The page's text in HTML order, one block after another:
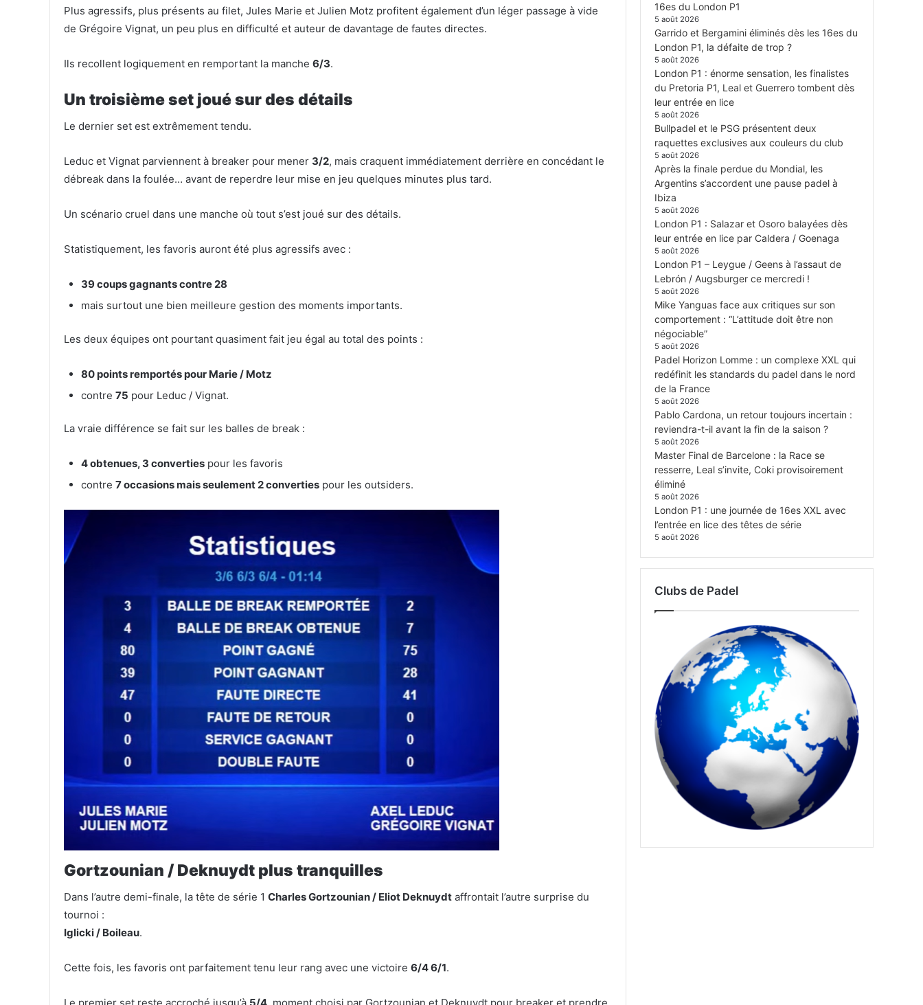
Plus agressifs, plus présents au filet, Jules Marie et Julien Motz profitent également d’un léger passage à vide
de Grégoire Vignat, un peu plus en difficulté et auteur de davantage de fautes directes.
Ils recollent logiquement en remportant la manche 6/3.
Un troisième set joué sur des détails
Le dernier set est extrêmement tendu.
Leduc et Vignat parviennent à breaker pour mener 3/2, mais craquent immédiatement derrière en concédant le
débreak dans la foulée… avant de reperdre leur mise en jeu quelques minutes plus tard.
Un scénario cruel dans une manche où tout s’est joué sur des détails.
Statistiquement, les favoris auront été plus agressifs avec :
39 coups gagnants contre 28
mais surtout une bien meilleure gestion des moments importants.
Les deux équipes ont pourtant quasiment fait jeu égal au total des points :
80 points remportés pour Marie / Motz
contre 75 pour Leduc / Vignat.
La vraie différence se fait sur les balles de break :
4 obtenues, 3 converties pour les favoris
contre 7 occasions mais seulement 2 converties pour les outsiders.
Gortzounian / Deknuydt plus tranquilles
Dans l’autre demi-finale, la tête de série 1 Charles Gortzounian / Eliot Deknuydt affrontait l’autre surprise du
tournoi :
Iglicki / Boileau.
Cette fois, les favoris ont parfaitement tenu leur rang avec une victoire 6/4 6/1.
16es du London P1
5 août 2026
Garrido et Bergamini éliminés dès les 16es du
London P1, la défaite de trop ?
5 août 2026
London P1 : énorme sensation, les finalistes
du Pretoria P1, Leal et Guerrero tombent dès
leur entrée en lice
5 août 2026
Bullpadel et le PSG présentent deux
raquettes exclusives aux couleurs du club
5 août 2026
Après la finale perdue du Mondial, les
Argentins s’accordent une pause padel à
Ibiza
5 août 2026
London P1 : Salazar et Osoro balayées dès
leur entrée en lice par Caldera / Goenaga
5 août 2026
London P1 – Leygue / Geens à l’assaut de
Lebrón / Augsburger ce mercredi !
5 août 2026
Mike Yanguas face aux critiques sur son
comportement : “L’attitude doit être non
négociable”
5 août 2026
Padel Horizon Lomme : un complexe XXL qui
redéfinit les standards du padel dans le nord
de la France
5 août 2026
Pablo Cardona, un retour toujours incertain :
reviendra-t-il avant la fin de la saison ?
5 août 2026
Master Final de Barcelone : la Race se
resserre, Leal s’invite, Coki provisoirement
éliminé
5 août 2026
London P1 : une journée de 16es XXL avec
l’entrée en lice des têtes de série
5 août 2026
Clubs de Padel